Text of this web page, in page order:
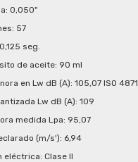
0,050"
57
seg.
de aceite: 90 ml
en Lw dB (A): 105,07 ISO 4871
Lw dB (A): 109
medida Lpa: 95,07
(m/s'): 6,94
Clase II